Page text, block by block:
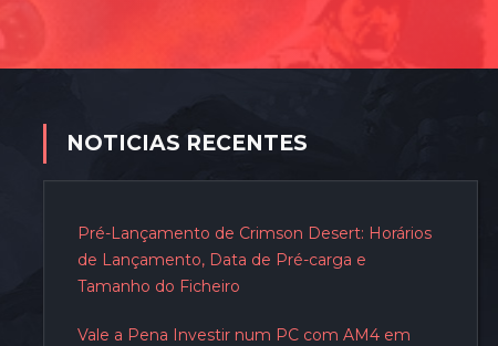
NOTICIAS RECENTES
Pré-Lançamento de Crimson Desert: Horários
de Lançamento, Data de Pré-carga e
Tamanho do Ficheiro
Vale a Pena Investir num PC com AM4 em